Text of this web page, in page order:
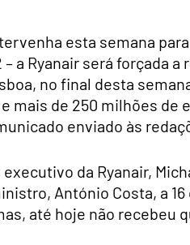
esta semana
a Ryanair será forçada
no final desta
mais de 250 milhões de
enviado às
da Ryanair,
António Costa, a
até hoje não recebeu